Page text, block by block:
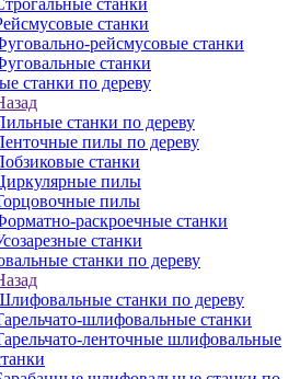
станки
станки
рейсмусовые станки
станки
станки по дереву
станки по дереву
пилы по дереву
станки
пилы
пилы
раскроечные станки
станки
станки по дереву
станки по дереву
шлифовальные станки
ленточные шлифовальные